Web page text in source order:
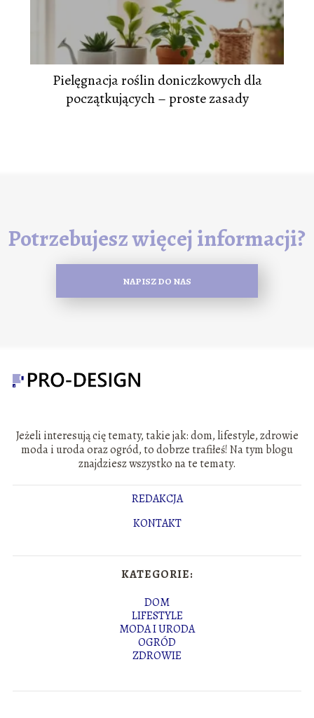
Pielęgnacja roślin doniczkowych dla
początkujących – proste zasady
Potrzebujesz więcej informacji?
NAPISZ DO NAS
Jeżeli interesują cię tematy, takie jak: dom, lifestyle, zdrowie
moda i uroda oraz ogród, to dobrze trafiłeś! Na tym blogu
znajdziesz wszystko na te tematy.
REDAKCJA
KONTAKT
KATEGORIE:
DOM
LIFESTYLE
MODA I URODA
OGRÓD
ZDROWIE